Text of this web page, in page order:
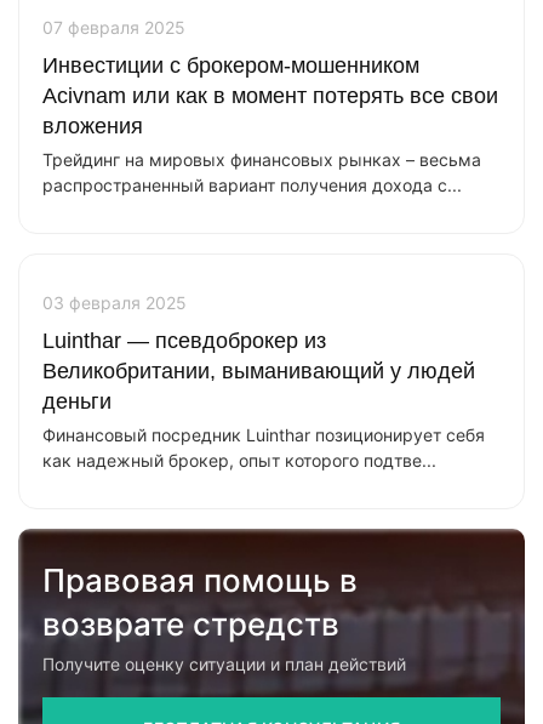
07 февраля 2025
Инвестиции с брокером-мошенником
Acivnam или как в момент потерять все свои
вложения
Трейдинг на мировых финансовых рынках – весьма
распространенный вариант получения дохода с...
03 февраля 2025
Luinthar — псевдоброкер из
Великобритании, выманивающий у людей
деньги
Финансовый посредник Luinthar позиционирует себя
как надежный брокер, опыт которого подтве...
Правовая помощь в
возврате стредств
Получите оценку ситуации и план действий